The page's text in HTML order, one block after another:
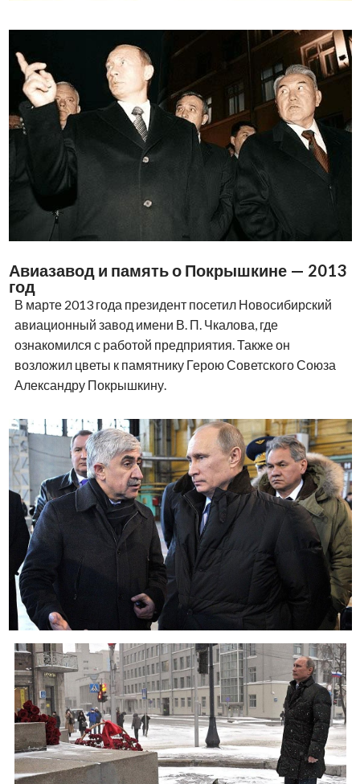
Авиазавод и память о Покрышкине — 2013
год
В марте 2013 года президент посетил Новосибирский
авиационный завод имени В. П. Чкалова, где
ознакомился с работой предприятия. Также он
возложил цветы к памятнику Герою Советского Союза
Александру Покрышкину.